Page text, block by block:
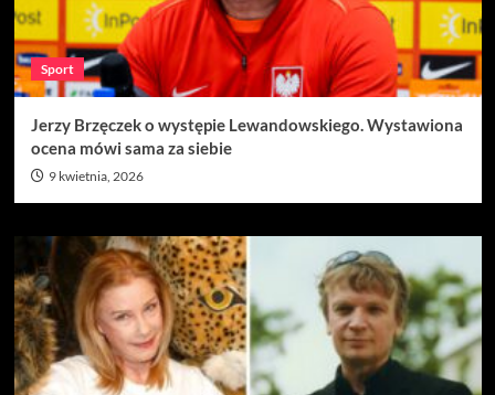
Sport
Jerzy Brzęczek o występie Lewandowskiego. Wystawiona
ocena mówi sama za siebie
9 kwietnia, 2026